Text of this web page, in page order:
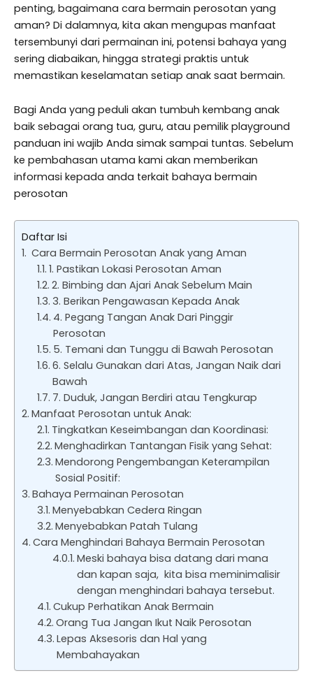
penting, bagaimana cara bermain perosotan yang
aman? Di dalamnya, kita akan mengupas manfaat
tersembunyi dari permainan ini, potensi bahaya yang
sering diabaikan, hingga strategi praktis untuk
memastikan keselamatan setiap anak saat bermain.
Bagi Anda yang peduli akan tumbuh kembang anak
baik sebagai orang tua, guru, atau pemilik playground
panduan ini wajib Anda simak sampai tuntas. Sebelum
ke pembahasan utama kami akan memberikan
informasi kepada anda terkait bahaya bermain
perosotan
Daftar Isi
Cara Bermain Perosotan Anak yang Aman
1. Pastikan Lokasi Perosotan Aman
2. Bimbing dan Ajari Anak Sebelum Main
3. Berikan Pengawasan Kepada Anak
4. Pegang Tangan Anak Dari Pinggir
Perosotan
5. Temani dan Tunggu di Bawah Perosotan
6. Selalu Gunakan dari Atas, Jangan Naik dari
Bawah
7. Duduk, Jangan Berdiri atau Tengkurap
Manfaat Perosotan untuk Anak:
Tingkatkan Keseimbangan dan Koordinasi:
Menghadirkan Tantangan Fisik yang Sehat:
Mendorong Pengembangan Keterampilan
Sosial Positif:
Bahaya Permainan Perosotan
Menyebabkan Cedera Ringan
Menyebabkan Patah Tulang
Cara Menghindari Bahaya Bermain Perosotan
Meski bahaya bisa datang dari mana
dan kapan saja, kita bisa meminimalisir
dengan menghindari bahaya tersebut.
Cukup Perhatikan Anak Bermain
Orang Tua Jangan Ikut Naik Perosotan
Lepas Aksesoris dan Hal yang
Membahayakan